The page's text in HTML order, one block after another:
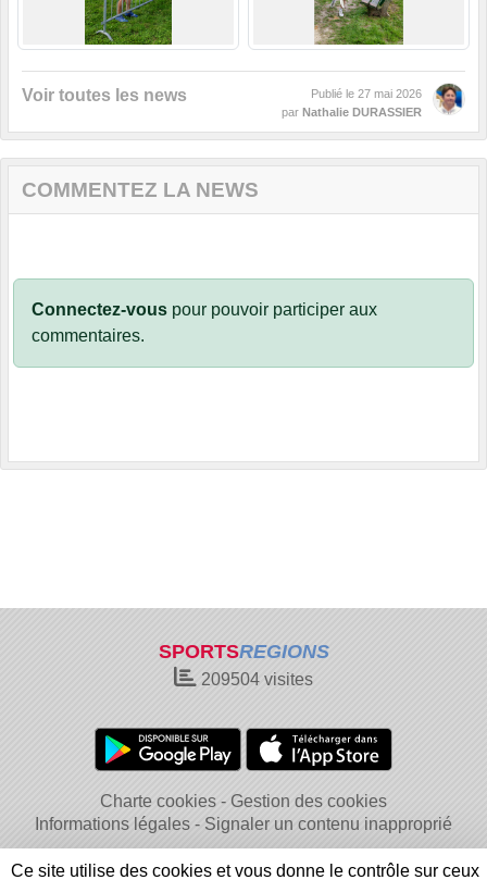
Voir toutes les news Publié le 27 mai 2026
par Nathalie DURASSIER
COMMENTEZ LA NEWS
Connectez-vous pour pouvoir participer aux
commentaires.
SPORTSREGIONS
209504 visites
Charte cookies
Gestion des cookies
Informations légales
Signaler un contenu inapproprié
Ce site utilise des cookies et vous donne le contrôle sur ceux